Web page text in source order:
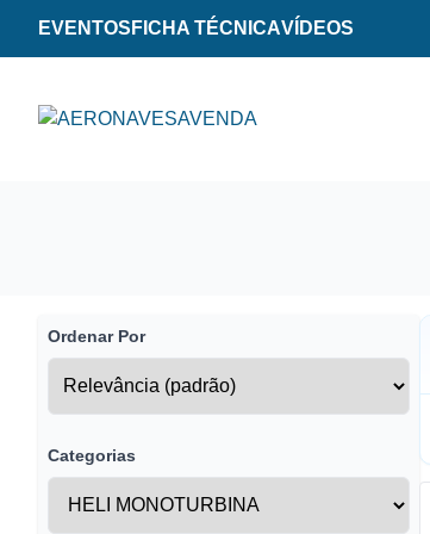
EVENTOS FICHA TÉCNICAVÍDEOS
Ordenar Por
Categorias